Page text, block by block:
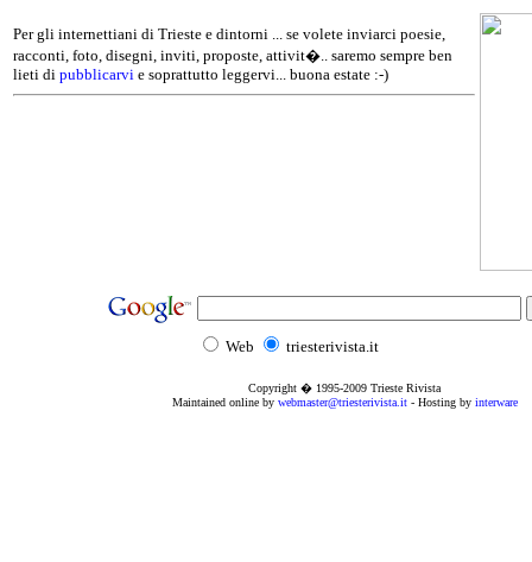
Per gli internettiani di Trieste e dintorni ... se volete inviarci poesie,
racconti, foto, disegni, inviti, proposte, attivit�.. saremo sempre ben
lieti di pubblicarvi e soprattutto leggervi... buona estate :-)
Web triesterivista.it
Copyright � 1995-2009 Trieste Rivista
Maintained online by webmaster@triesterivista.it- Hosting by interware